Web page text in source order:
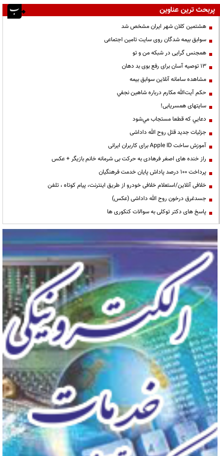
پربحث ترین عناوین
هشتمین کلان شهر ایران مشخص شد
سوابق بیمه شدگان روی سایت تامین اجتماعی
همجنس گرایی در شبکه من و تو
13 توصیه آسان برای رفع بوی بد دهان
مشاهده سامانه آنلاين سوابق بیمه
حكم آيت‌الله مكارم درباره شاهين نجفي
سایتهای همسریابی!
دعايي كه قطعا مستجاب مي‌شود
جزئیات جدید قتل روح الله داداشی
آموزش ساخت Apple ID برای کاربران ایرانی
راز خنده های اصغر فرهادی به حرکت بی شرمانه خانم بازیگر + عکس
پرداخت ۱۰۰ درصد پاداش پایان خدمت فرهنگیان
خلافی آنلاین/استعلام خلافی خودرو از طریق اینترنت، پیام کوتاه ، تلفن
جسدغرق درخون روح الله داداشی (عکس)
پاسخ های دکتر توکلی به سوالات کنکوری ها